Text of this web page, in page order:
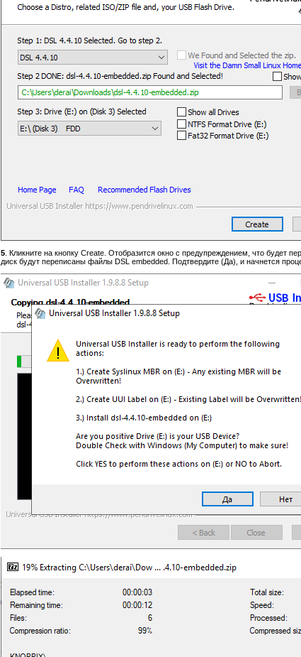
5 . Кликните на кнопку Create. Отобразится окно с предупреждением, что будет
диск будут переписаны файлы DSL embedded. Подтвердите (Да), и начнется